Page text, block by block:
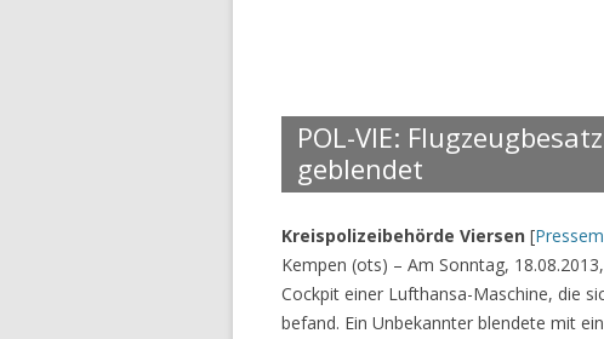
POL-VIE:
geblendet
Kreispolizeibehörde Viersen [
Kempen (ots) – Am Sonntag,
Cockpit einer Lufthansa-Maschine, die
befand. Ein Unbekannter blendete mit